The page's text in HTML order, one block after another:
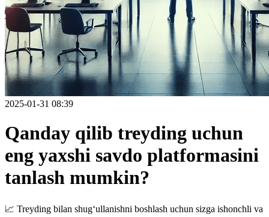
2025-01-31 08:39
Qanday qilib treyding uchun
eng yaxshi savdo platformasini
tanlash mumkin?
📈 Treyding bilan shug‘ullanishni boshlash uchun sizga ishonchli va